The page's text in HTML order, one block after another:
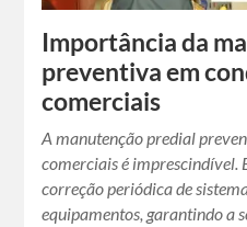
Importância da
preventiva em
comerciais
A manutenção predial
comerciais é imprescindível.
correção periódica de
equipamentos, garantindo a